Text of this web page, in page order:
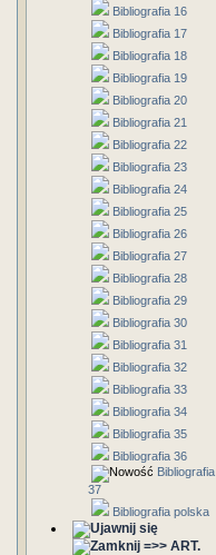
Bibliografia 16
Bibliografia 17
Bibliografia 18
Bibliografia 19
Bibliografia 20
Bibliografia 21
Bibliografia 22
Bibliografia 23
Bibliografia 24
Bibliografia 25
Bibliografia 26
Bibliografia 27
Bibliografia 28
Bibliografia 29
Bibliografia 30
Bibliografia 31
Bibliografia 32
Bibliografia 33
Bibliografia 34
Bibliografia 35
Bibliografia 36
Bibliografia
37
Bibliografia polska
=>> ART.